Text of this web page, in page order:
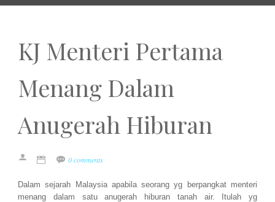
KJ Menteri Pertama
Menang Dalam
Anugerah Hiburan
0 comments
Dalam sejarah Malaysia apabila seorang yg berpangkat menteri
menang dalam satu anugerah hiburan tanah air. Itulah yg